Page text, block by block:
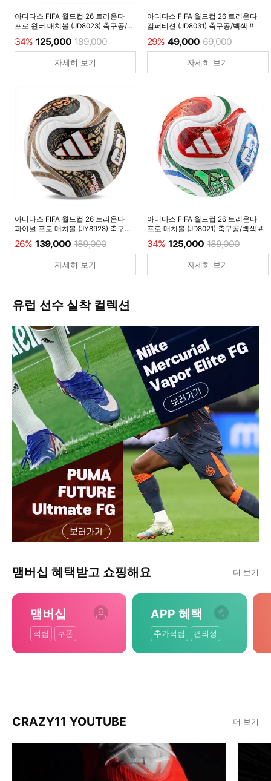
아디다스 FIFA 월드컵 26 트리온다
프로 윈터 매치볼 (JD8023) 축구공/
34% 125,000 189,000
자세히 보기
아디다스 FIFA 월드컵 26 트리온다
컴퍼티션 (JD8031) 축구공/백색 #
29% 49,000 69,000
자세히 보기
아디다스 FIFA 월드컵 26 트리온다
파이널 프로 매치볼 (JY8928) 축구공/
26% 139,000 189,000
자세히 보기
아디다스 FIFA 월드컵 26 트리온다
프로 매치볼 (JD8021) 축구공/백색 #
34% 125,000 189,000
자세히 보기
유럽 선수 실착 컬렉션
맴버십 혜택받고 쇼핑해요 더 보기
맴버십
적립 쿠폰
APP 혜택
추가적립 편의성
CRAZY11 YOUTUBE 더 보기